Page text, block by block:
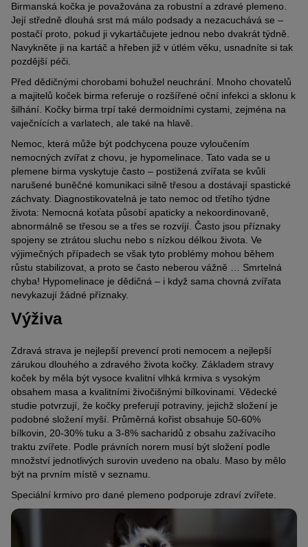
Birmanská kočka je považována za robustní a zdravé plemeno.
Její středně dlouhá srst má málo podsady a nezacuchává se –
postačí proto, pokud ji vykartáčujete jednou nebo dvakrát týdně.
Navykněte ji na kartáč a hřeben již v útlém věku, usnadníte si tak
pozdější péči.
Před dědičnými chorobami bohužel neuchrání. Mnoho chovatelů
a majitelů koček birma referuje o rozšířené oční infekci a sklonu k
šilhání. Kočky birma trpí také dermoidními cystami, zejména na
vaječnících a varlatech, ale také na hlavě.
Nemoc, která může být podchycena pouze vyloučením
nemocných zvířat z chovu, je hypomelinace. Tato vada se u
plemene birma vyskytuje často – postižená zvířata se kvůli
narušené buněčné komunikaci silně třesou a dostávají spastické
záchvaty. Diagnostikovatelná je tato nemoc od třetího týdne
života: Nemocná koťata působí apaticky a nekoordinovaně,
abnormálně se třesou se a třes se rozvíjí. Často jsou příznaky
spojeny se ztrátou sluchu nebo s nízkou délkou života. Ve
výjimečných případech se však tyto problémy mohou během
růstu stabilizovat, a proto se často neberou vážně … Smrtelná
chyba! Hypomelinace je dědičná – i když sama chovná zvířata
nevykazují žádné příznaky.
Výživa
Zdravá strava je nejlepší prevencí proti nemocem a nejlepší
zárukou dlouhého a zdravého života kočky. Základem stravy
koček by měla být vysoce kvalitní vlhká krmiva s vysokým
obsahem masa a kvalitními živočišnými bílkovinami. Vědecké
studie potvrzují, že kočky preferují potraviny, jejichž složení je
podobné složení myší. Průměrná kořist obsahuje 50-60%
bílkovin, 20-30% tuku a 3-8% sacharidů z obsahu zažívacího
traktu zvířete. Podle právních norem musí být složení podle
množství jednotlivých surovin uvedeno na obalu. Maso by mělo
být na prvním místě v seznamu.
Speciální krmivo pro dané plemeno podporuje zdraví zvířete.